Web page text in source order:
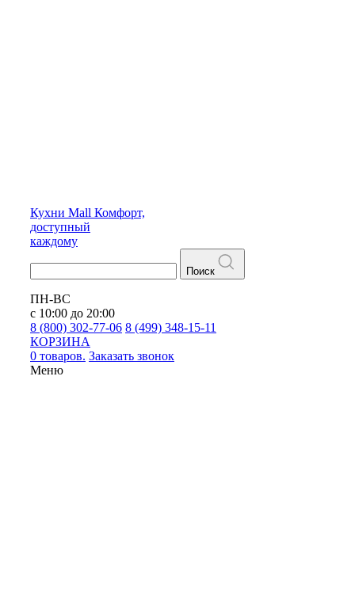
Кухни Mall Комфорт,
доступный
каждому
Поиск
ПН-ВС
с 10:00 до 20:00
8 (800) 302-77-06 8 (499) 348-15-11
КОРЗИНА
0 товаров. Заказать звонок
Меню